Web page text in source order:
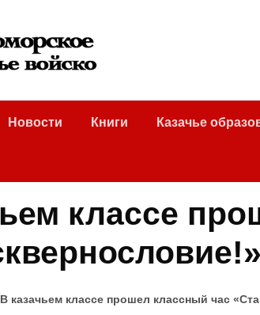
Новости Книги Казачье
классе
В казачьем классе прошел классный час